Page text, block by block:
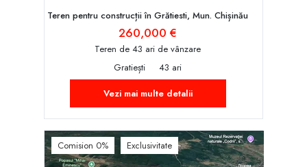
Teren pentru construcții în Grătiesti, Mun. Chișinău
260,000 €
Teren de 43 ari de vânzare
Gratiești
43 ari
Vezi mai multe detalii
Comision 0% Exclusivitate